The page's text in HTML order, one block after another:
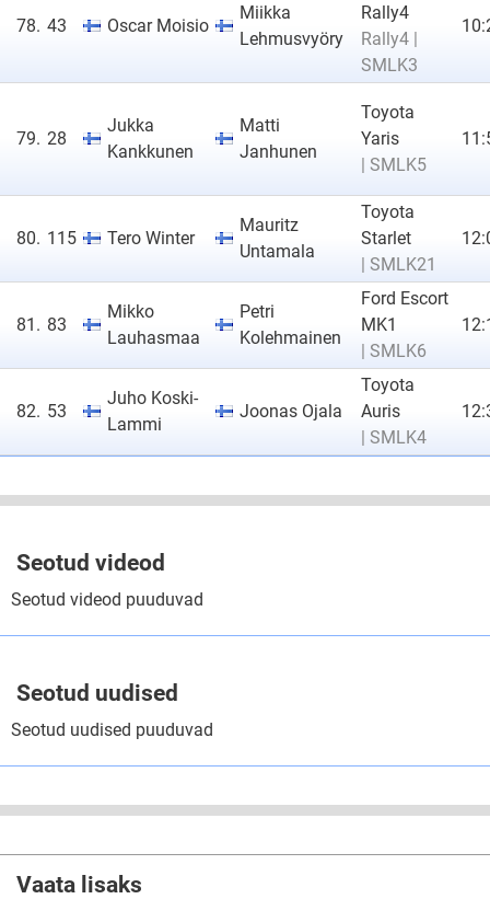
78. 43 Oscar Moisio
Miikka
Lehmusvyöry
Rally4
Rally4 |
SMLK3
79. 28
Jukka
Kankkunen
Matti
Janhunen
Toyota
Yaris
| SMLK5
80. 115 Tero Winter
Mauritz
Untamala
Toyota
Starlet
| SMLK21
81. 83
Mikko
Lauhasmaa
Petri
Kolehmainen
Ford Escort
MK1
| SMLK6
82. 53
Juho Koski-
Lammi
Joonas Ojala
Toyota
Auris
| SMLK4
Seotud videod
Seotud videod puuduvad
Seotud uudised
Seotud uudised puuduvad
Vaata lisaks